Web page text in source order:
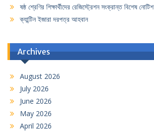
ষষ্ঠ শ্রেণির শিক্ষার্থীদের রেজিস্ট্রেশন সংক্রান্ত বিশেষ নোটিশ
ক্যান্টিন ইজারা দরপত্র আহবান
Archives
August 2026
July 2026
June 2026
May 2026
April 2026